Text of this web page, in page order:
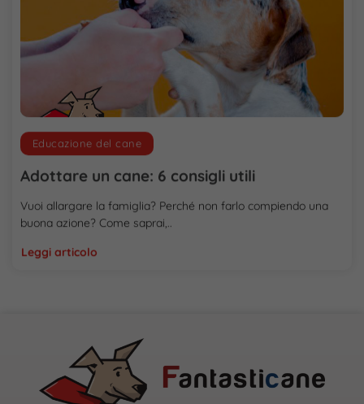
Educazione del cane
Adottare un cane: 6 consigli utili
Vuoi allargare la famiglia? Perché non farlo compiendo una
buona azione? Come saprai,..
Leggi articolo